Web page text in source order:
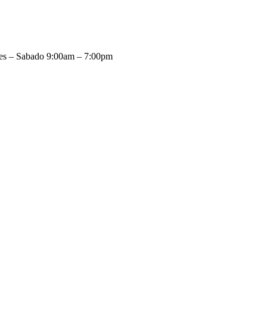
– Sabado 9:00am – 7:00pm